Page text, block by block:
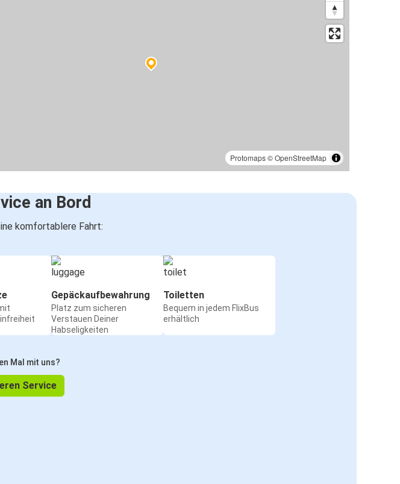
Protomaps©OpenStreetMap
an Bord
komfortablere Fahrt:
Gepäckaufbewahrung
Platz zum sicheren
Verstauen Deiner
Habseligkeiten
Toiletten
Bequem in jedem FlixBus
erhältlich
Mal mit uns?
Service